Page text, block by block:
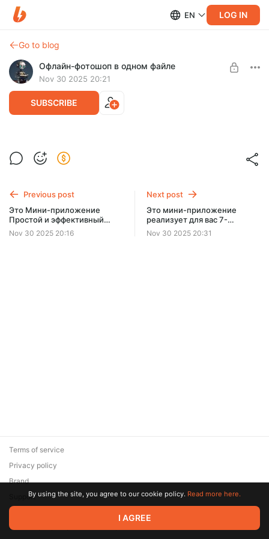
EN LOG IN
Go to blog
Офлайн-фотошоп в одном файле
Nov 30 2025 20:21
SUBSCRIBE
Приложение Ваш персональный
наставник по остановке внутреннего
Ни каких установок и расширений,
просто скачай файл и открой
его в любом браузере.
На ПК или телефоне - оно будет
твоим личным мини-приложение
UNLOCK POST
Previous post
Это Мини-приложение
Простой и эффективный
метод вернуться в
настоящий момент Быть
Nov 30 2025 20:16
Next post
Это мини-приложение
реализует для вас 7-
дневный план
информационного детокса
Nov 30 2025 20:31
© 2026 Zaya Solutions Limited. All rights reserved. All trademarks
are the property of their respective owners.
Terms of service
Privacy policy
Brand
SupportBy using the site, you agree to our cookie policy. Read more here.
I AGREE